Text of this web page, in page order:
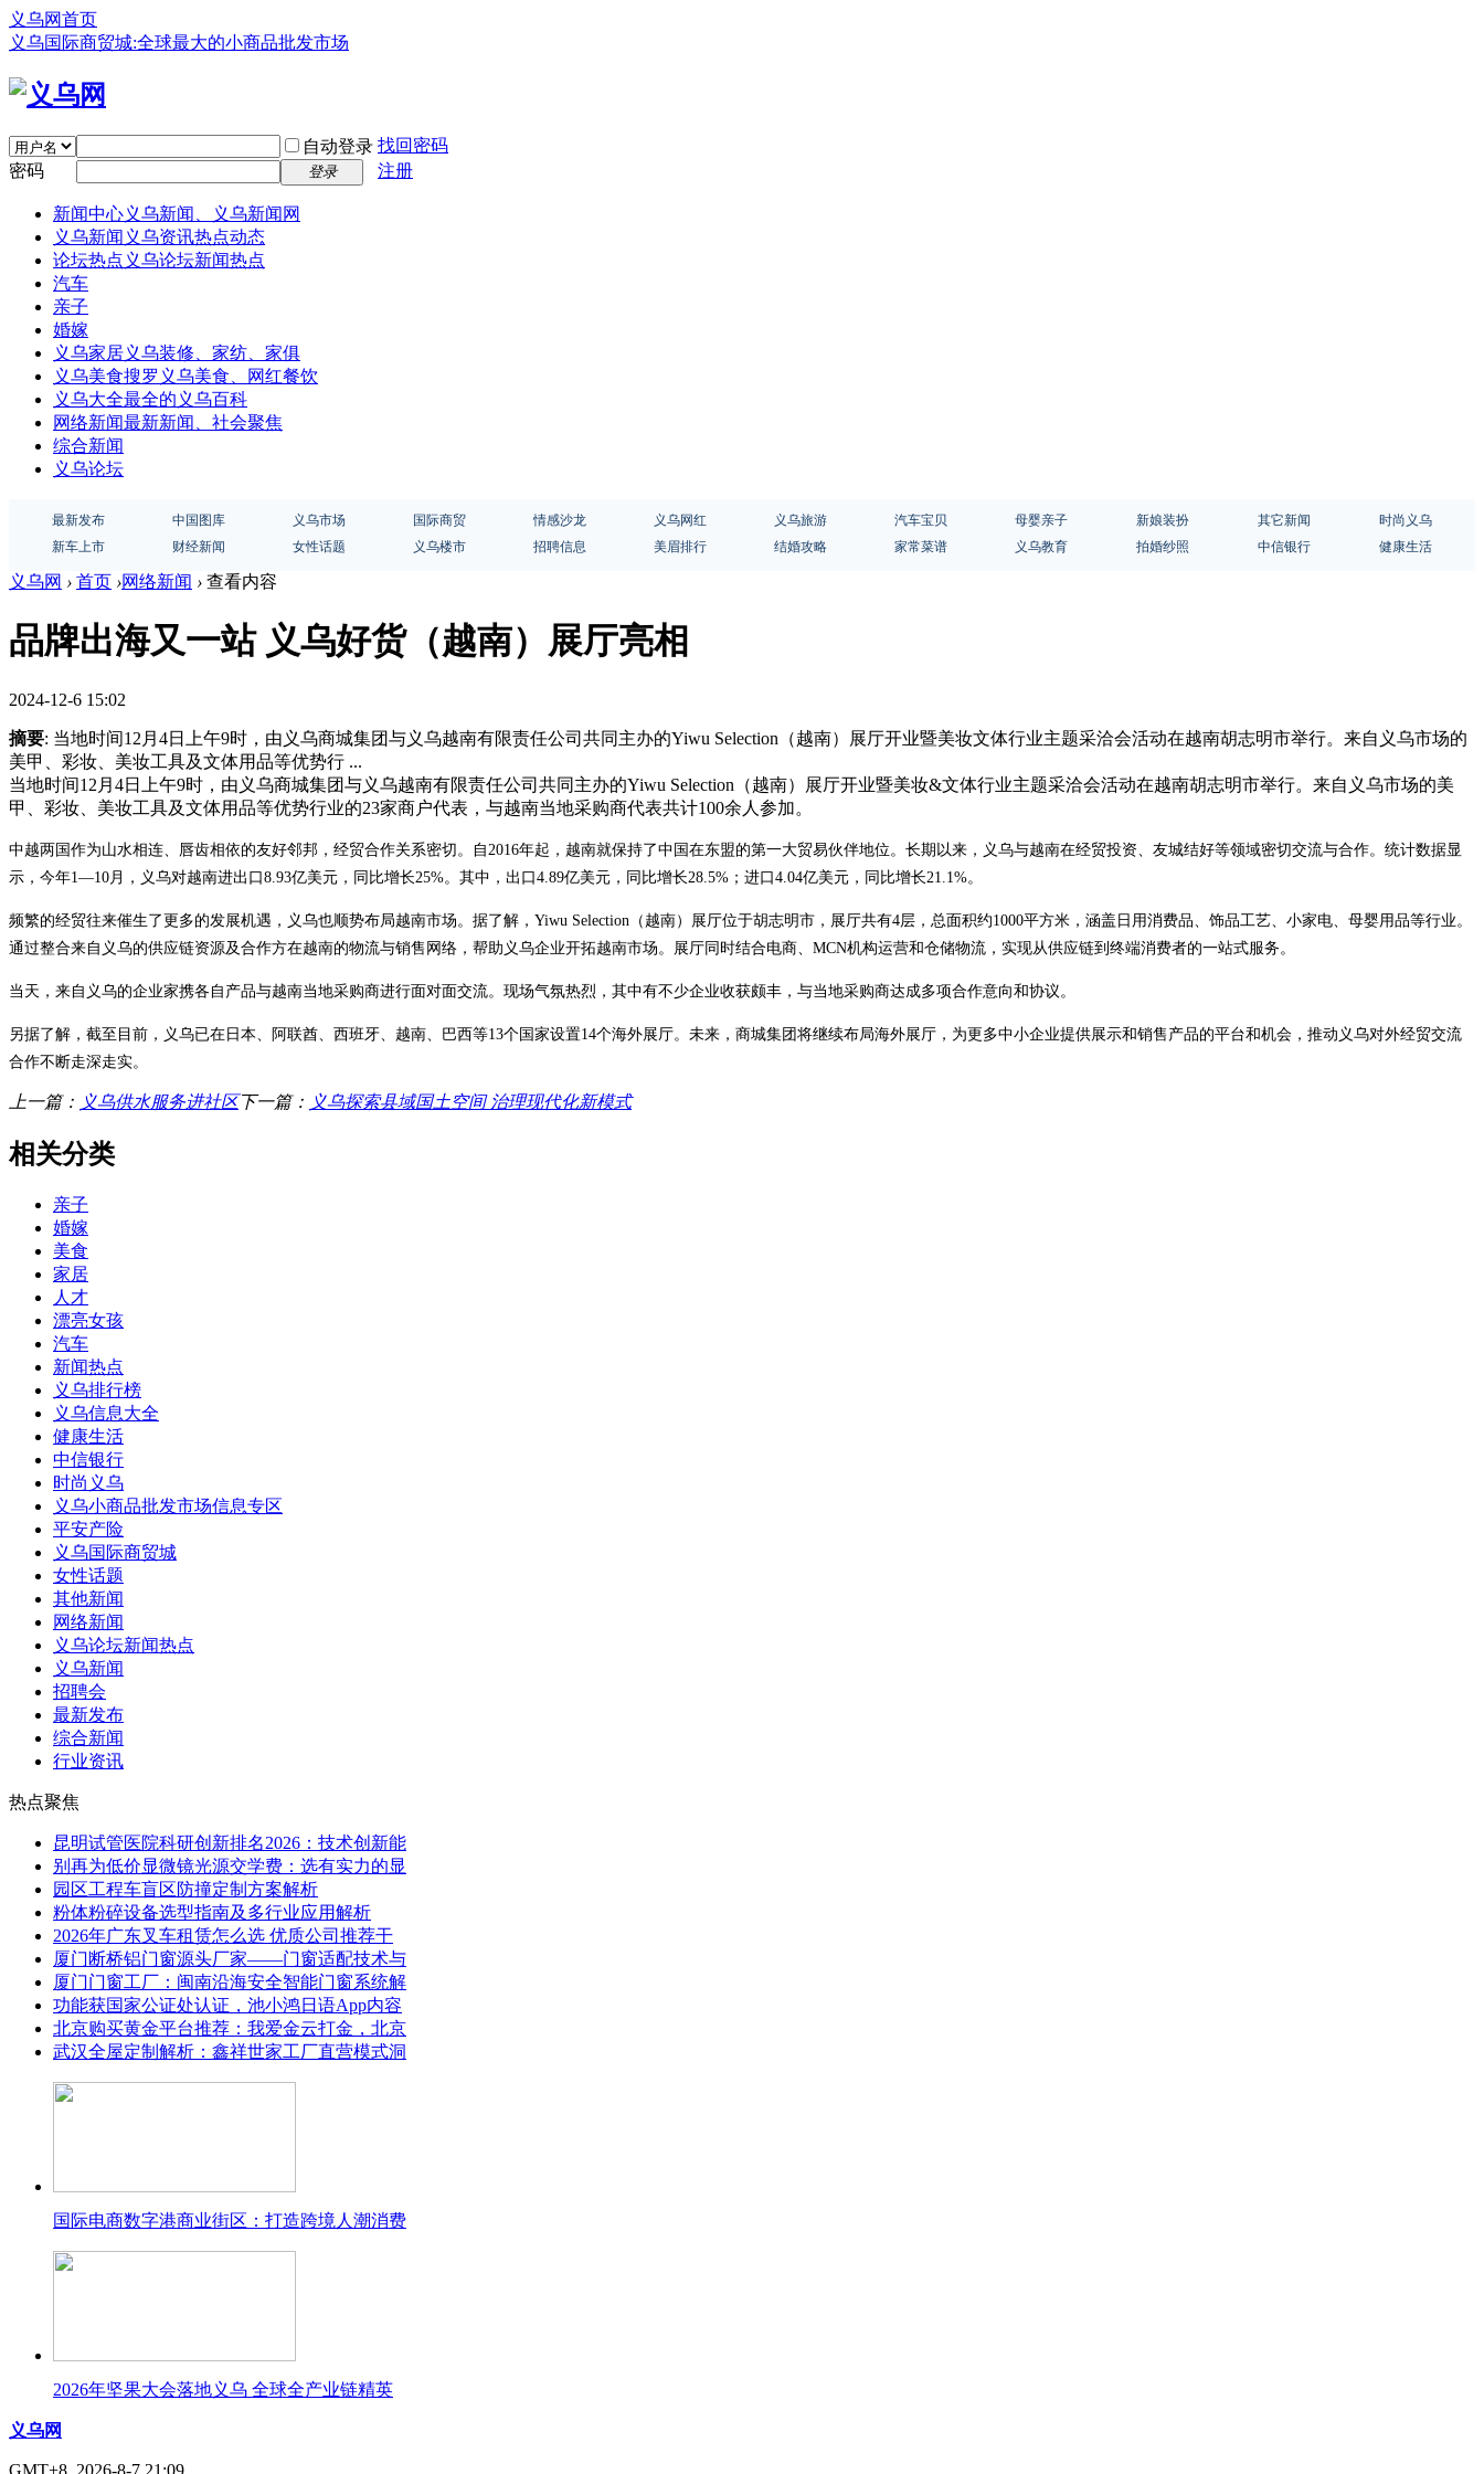
义乌网首页
义乌国际商贸城:全球最大的小商品批发市场
自动登录 找回密码
密码
登录 注册
新闻中心义乌新闻、义乌新闻网
义乌新闻 义乌资讯热点动态
论坛热点 义乌论坛新闻热点
汽车
亲子
婚嫁
义乌家居义乌装修、家纺、家俱
义乌美食搜罗义乌美食、网红餐饮
义乌大全最全的义乌百科
网络新闻最新新闻、社会聚焦
综合新闻
义乌论坛
最新发布 中国图库 义乌市场 国际商贸 情感沙龙 义乌网红 义乌旅游 汽车宝贝 母婴亲子 新娘装扮 其它新闻
时尚义乌
新车上市
财经新闻 女性话题 义乌楼市 招聘信息 美眉排行 结婚攻略 家常菜谱 义乌教育 拍婚纱照 中信银行 健康生活
义乌网 › 首页 ›网络新闻 › 查看内容
品牌出海又一站 义乌好货（越南）展厅亮相
2024-12-6 15:02
摘要: 当地时间12月4日上午9时，由义乌商城集团与义乌越南有限责任公司共同主办的Yiwu Selection（越南）展厅开业暨美妆文体行业主题采洽会活动在越南胡志明市举行。来自义乌市场的
美甲、彩妆、美妆工具及文体用品等优势行 ...
当地时间12月4日上午9时，由义乌商城集团与义乌越南有限责任公司共同主办的Yiwu Selection（越南）展厅开业暨美妆&文体行业主题采洽会活动在越南胡志明市举行。来自义乌市场的美
甲、彩妆、美妆工具及文体用品等优势行业的23家商户代表，与越南当地采购商代表共计100余人参加。
中越两国作为山水相连、唇齿相依的友好邻邦，经贸合作关系密切。自2016年起，越南就保持了中国在东盟的第一大贸易伙伴地位。长期以来，义乌与越南在经贸投资、友城结好等领域密切交流与合作。统计数据显
示，今年1—10月，义乌对越南进出口8.93亿美元，同比增长25%。其中，出口4.89亿美元，同比增长28.5%；进口4.04亿美元，同比增长21.1%。
频繁的经贸往来催生了更多的发展机遇，义乌也顺势布局越南市场。据了解，Yiwu Selection（越南）展厅位于胡志明市，展厅共有4层，总面积约1000平方米，涵盖日用消费品、饰品工艺、小家电、母婴用品等行业。
通过整合来自义乌的供应链资源及合作方在越南的物流与销售网络，帮助义乌企业开拓越南市场。展厅同时结合电商、MCN机构运营和仓储物流，实现从供应链到终端消费者的一站式服务。
当天，来自义乌的企业家携各自产品与越南当地采购商进行面对面交流。现场气氛热烈，其中有不少企业收获颇丰，与当地采购商达成多项合作意向和协议。
另据了解，截至目前，义乌已在日本、阿联酋、西班牙、越南、巴西等13个国家设置14个海外展厅。未来，商城集团将继续布局海外展厅，为更多中小企业提供展示和销售产品的平台和机会，推动义乌对外经贸交流
合作不断走深走实。
上一篇： 义乌供水服务进社区下一篇： 义乌探索县域国土空间 治理现代化新模式
相关分类
亲子
婚嫁
美食
家居
人才
漂亮女孩
汽车
新闻热点
义乌排行榜
义乌信息大全
健康生活
中信银行
时尚义乌
义乌小商品批发市场信息专区
平安产险
义乌国际商贸城
女性话题
其他新闻
网络新闻
义乌论坛新闻热点
义乌新闻
招聘会
最新发布
综合新闻
行业资讯
热点聚焦
昆明试管医院科研创新排名2026：技术创新能
别再为低价显微镜光源交学费：选有实力的显
园区工程车盲区防撞定制方案解析
粉体粉碎设备选型指南及多行业应用解析
2026年广东叉车租赁怎么选 优质公司推荐干
厦门断桥铝门窗源头厂家——门窗适配技术与
厦门门窗工厂：闽南沿海安全智能门窗系统解
功能获国家公证处认证，池小鸿日语App内容
北京购买黄金平台推荐：我爱金云打金，北京
武汉全屋定制解析：鑫祥世家工厂直营模式洞
国际电商数字港商业街区：打造跨境人潮消费
2026年坚果大会落地义乌 全球全产业链精英
义乌网
GMT+8, 2026-8-7 21:09